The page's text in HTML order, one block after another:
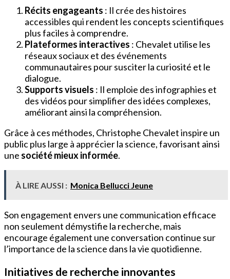
Récits engageants : Il crée des histoires
accessibles qui rendent les concepts scientifiques
plus faciles à comprendre.
Plateformes interactives : Chevalet utilise les
réseaux sociaux et des événements
communautaires pour susciter la curiosité et le
dialogue.
Supports visuels : Il emploie des infographies et
des vidéos pour simplifier des idées complexes,
améliorant ainsi la compréhension.
Grâce à ces méthodes, Christophe Chevalet inspire un
public plus large à apprécier la science, favorisant ainsi
une société mieux informée.
À LIRE AUSSI : Monica Bellucci Jeune
Son engagement envers une communication efficace
non seulement démystifie la recherche, mais
encourage également une conversation continue sur
l’importance de la science dans la vie quotidienne.
Initiatives de recherche innovantes